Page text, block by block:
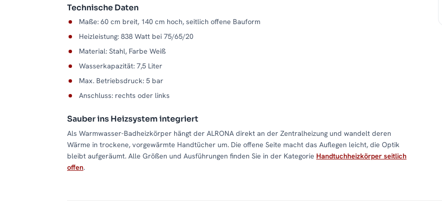
Technische Daten
Maße: 60 cm breit, 140 cm hoch, seitlich offene Bauform
Heizleistung: 838 Watt bei 75/65/20
Material: Stahl, Farbe Weiß
Wasserkapazität: 7,5 Liter
Max. Betriebsdruck: 5 bar
Anschluss: rechts oder links
Sauber ins Heizsystem integriert
Als Warmwasser-Badheizkörper hängt der ALRONA direkt an der Zentralheizung und wandelt deren
Wärme in trockene, vorgewärmte Handtücher um. Die offene Seite macht das Auflegen leicht, die Optik
bleibt aufgeräumt. Alle Größen und Ausführungen finden Sie in der Kategorie Handtuchheizkörper seitlich
offen.